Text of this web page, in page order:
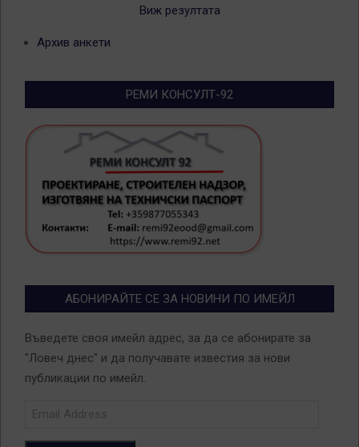
Виж резултата
Архив анкети
РЕМИ КОНСУЛТ-92
АБОНИРАЙТЕ СЕ ЗА НОВИНИ ПО ИМЕЙЛ
Въведете своя имейл адрес, за да се абонирате за
"Ловеч днес" и да получавате известия за нови
публикации по имейл.